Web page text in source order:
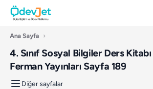
Ana Sayfa ›
4. Sınıf Sosyal Bilgiler Ders
Ferman Yayınları Sayfa 189
Diğer sayfalar